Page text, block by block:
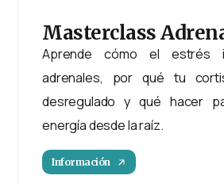
Masterclass
Aprende cómo el estrés
adrenales, por qué tu
desregulado y qué hacer
energía desde la raíz.
Información